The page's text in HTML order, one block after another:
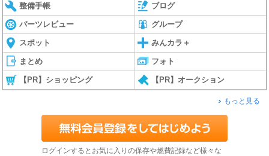
整備手帳 ブログ
パーツレビュー グループ
スポット みんカラ＋
まとめ フォト
【PR】ショッピング 【PR】オークション
もっと見る
ログインするとお気に入りの保存や燃費記録など様々な